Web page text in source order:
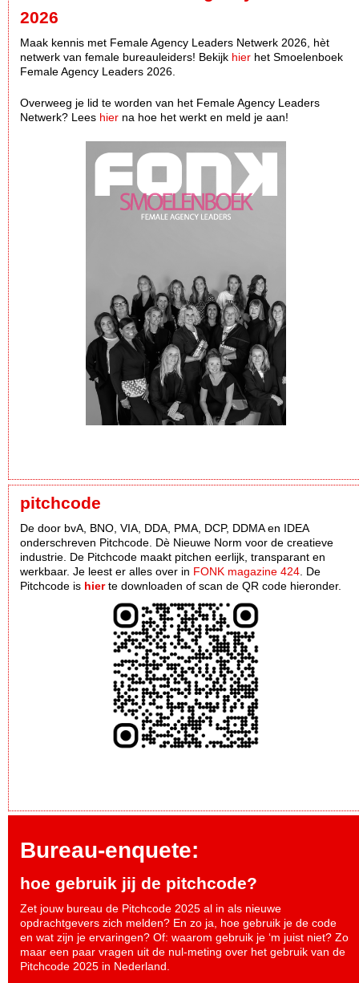
2026
Maak kennis met Female Agency Leaders Netwerk 2026, hèt
netwerk van female bureauleiders! Bekijk hier het Smoelenboek
Female Agency Leaders 2026.
Overweeg je lid te worden van het Female Agency Leaders
Netwerk? Lees hier na hoe het werkt en meld je aan!
pitchcode
De door bvA, BNO, VIA, DDA, PMA, DCP, DDMA en IDEA
onderschreven Pitchcode. Dè Nieuwe Norm voor de creatieve
industrie. De Pitchcode maakt pitchen eerlijk, transparant en
werkbaar. Je leest er alles over in FONK magazine 424. De
Pitchcode is hierte downloaden of scan de QR code hieronder.
Bureau-enquete:
hoe gebruik jij de pitchcode?
Zet jouw bureau de Pitchcode 2025 al in als nieuwe
opdrachtgevers zich melden? En zo ja, hoe gebruik je de code
en wat zijn je ervaringen? Of: waarom gebruik je ‘m juist niet? Zo
maar een paar vragen uit de nul-meting over het gebruik van de
Pitchcode 2025 in Nederland.